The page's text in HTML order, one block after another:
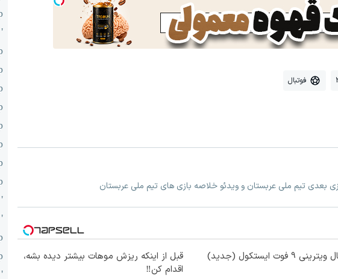
فوتبال
بعدی تیم ملی عربستان و ویدئو خلاصه بازی های تیم ملی عربستان
9 فوت ایستکول (جدید)
قبل از اینکه ریزش موهات بیشتر دیده بشه،
اقدام کن‼️